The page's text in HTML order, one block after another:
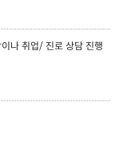
나 취업/ 진로 상담 진행